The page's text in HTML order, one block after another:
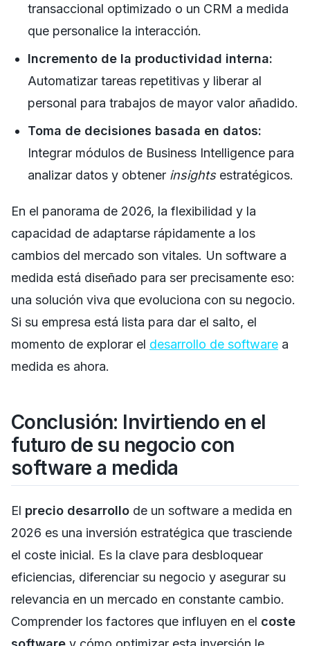
transaccional optimizado o un CRM a medida
que personalice la interacción.
Incremento de la productividad interna:
Automatizar tareas repetitivas y liberar al
personal para trabajos de mayor valor añadido.
Toma de decisiones basada en datos:
Integrar módulos de Business Intelligence para
analizar datos y obtener insightsestratégicos.
En el panorama de 2026, la flexibilidad y la
capacidad de adaptarse rápidamente a los
cambios del mercado son vitales. Un software a
medida está diseñado para ser precisamente eso:
una solución viva que evoluciona con su negocio.
Si su empresa está lista para dar el salto, el
momento de explorar el desarrollo de software a
medida es ahora.
Conclusión: Invirtiendo en el
futuro de su negocio con
software a medida
El precio desarrollo de un software a medida en
2026 es una inversión estratégica que trasciende
el coste inicial. Es la clave para desbloquear
eficiencias, diferenciar su negocio y asegurar su
relevancia en un mercado en constante cambio.
Comprender los factores que influyen en el coste